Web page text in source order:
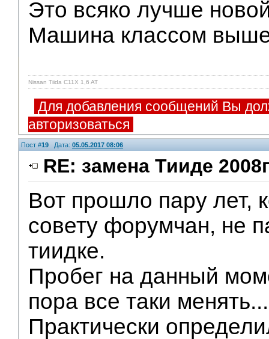
Это всяко лучше
Машина классом
Nissan Tiida C11X 1,6 AT
Для добавления сообщений Вы
авторизоваться
Пост #19 Дата: 05.05.2017 08:06
RE: замена Тииде
Вот прошло пару лет,
совету форумчан, не
тиидке.
Пробег на данный
пора все таки менять...
Практически